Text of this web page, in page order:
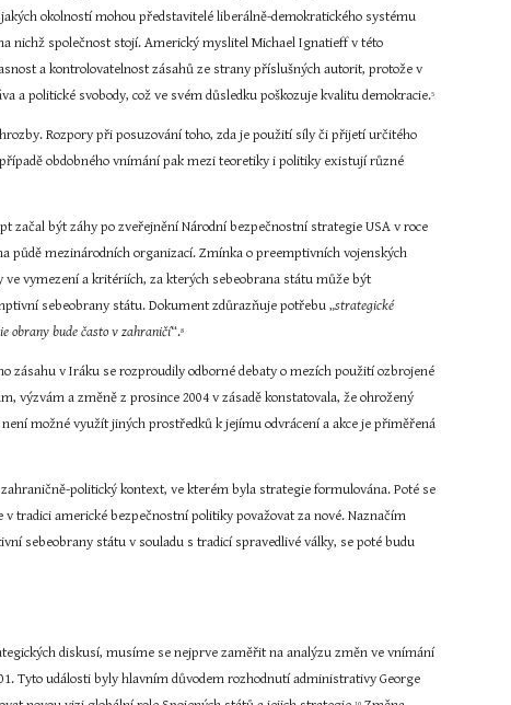
okolností mohou představitelé liberálně-demokratického systému
nichž společnost stojí. Americký myslitel Michael Ignatieff v této
a kontrolovatelnost zásahů ze strany příslušných autorit, protože v
a politické svobody, což ve svém důsledku poškozuje kvalitu demokracie.5
Rozpory při posuzování toho, zda je použití síly či přijetí určitého
obdobného vnímání pak mezi teoretiky i politiky existují různé
začal být záhy po zveřejnění Národní bezpečnostní strategie USA v roce
půdě mezinárodních organizací. Zmínka o preemptivních vojenských
vymezení a kritériích, za kterých sebeobrana státu může být
sebeobrany státu. Dokument zdůrazňuje potřebu „strategické
obrany bude často v zahraničí“.8
zásahu v Iráku se rozproudily odborné debaty o mezích použití ozbrojené
výzvám a změně z prosince 2004 v zásadě konstatovala, že ohrožený
možné využít jiných prostředků k jejímu odvrácení a akce je přiměřená
politický kontext, ve kterém byla strategie formulována. Poté se
tradici americké bezpečnostní politiky považovat za nové. Naznačím
sebeobrany státu v souladu s tradicí spravedlivé války, se poté budu
diskusí, musíme se nejprve zaměřit na analýzu změn ve vnímání
Tyto události byly hlavním důvodem rozhodnutí administrativy George